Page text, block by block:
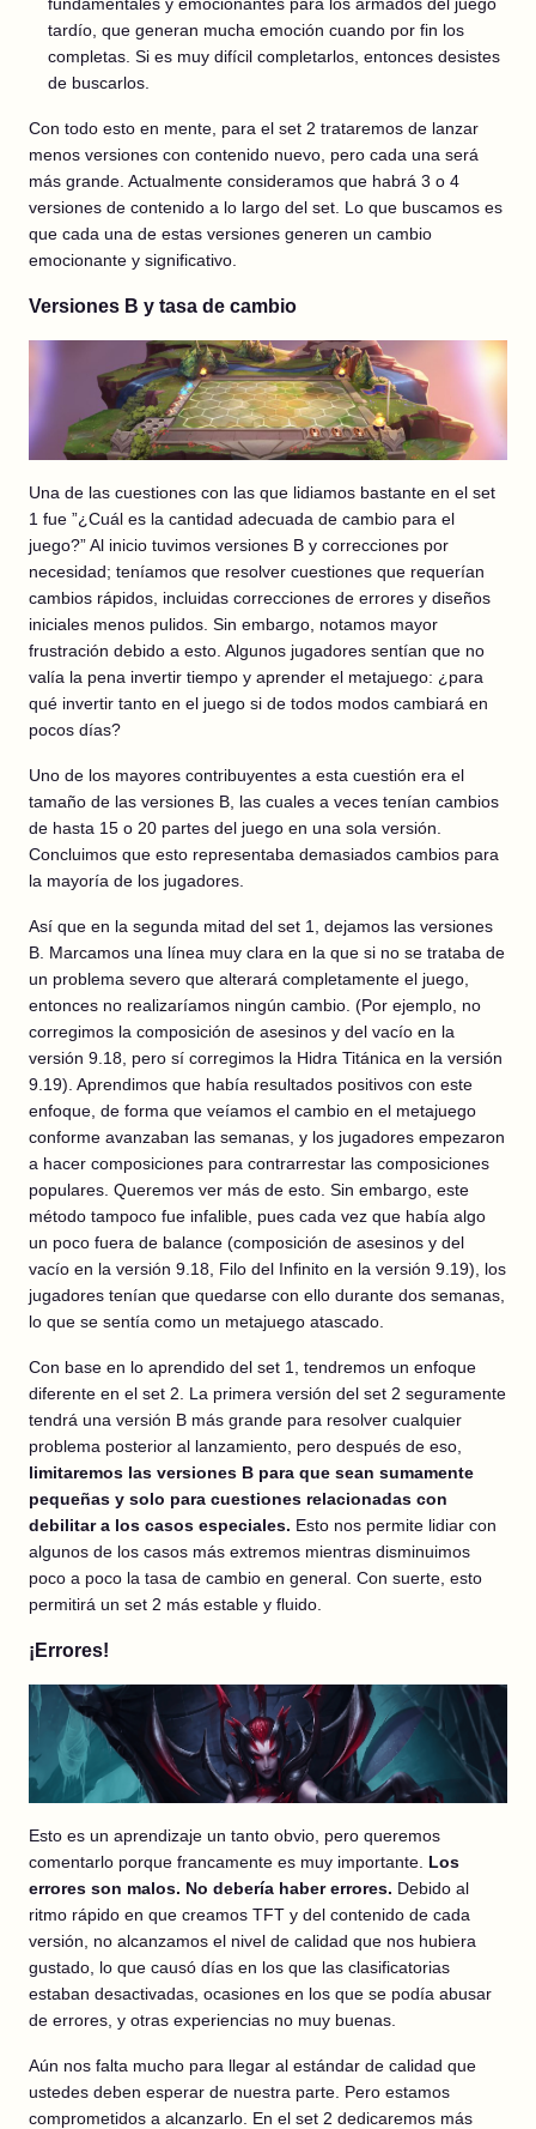
fundamentales y emocionantes para los armados del juego
tardío, que generan mucha emoción cuando por fin los
completas. Si es muy difícil completarlos, entonces desistes
de buscarlos.
Con todo esto en mente, para el set 2 trataremos de lanzar
menos versiones con contenido nuevo, pero cada una será
más grande. Actualmente consideramos que habrá 3 o 4
versiones de contenido a lo largo del set. Lo que buscamos es
que cada una de estas versiones generen un cambio
emocionante y significativo.
Versiones B y tasa de cambio
Una de las cuestiones con las que lidiamos bastante en el set
1 fue ”¿Cuál es la cantidad adecuada de cambio para el
juego?” Al inicio tuvimos versiones B y correcciones por
necesidad; teníamos que resolver cuestiones que requerían
cambios rápidos, incluidas correcciones de errores y diseños
iniciales menos pulidos. Sin embargo, notamos mayor
frustración debido a esto. Algunos jugadores sentían que no
valía la pena invertir tiempo y aprender el metajuego: ¿para
qué invertir tanto en el juego si de todos modos cambiará en
pocos días?
Uno de los mayores contribuyentes a esta cuestión era el
tamaño de las versiones B, las cuales a veces tenían cambios
de hasta 15 o 20 partes del juego en una sola versión.
Concluimos que esto representaba demasiados cambios para
la mayoría de los jugadores.
Así que en la segunda mitad del set 1, dejamos las versiones
B. Marcamos una línea muy clara en la que si no se trataba de
un problema severo que alterará completamente el juego,
entonces no realizaríamos ningún cambio. (Por ejemplo, no
corregimos la composición de asesinos y del vacío en la
versión 9.18, pero sí corregimos la Hidra Titánica en la versión
9.19). Aprendimos que había resultados positivos con este
enfoque, de forma que veíamos el cambio en el metajuego
conforme avanzaban las semanas, y los jugadores empezaron
a hacer composiciones para contrarrestar las composiciones
populares. Queremos ver más de esto. Sin embargo, este
método tampoco fue infalible, pues cada vez que había algo
un poco fuera de balance (composición de asesinos y del
vacío en la versión 9.18, Filo del Infinito en la versión 9.19), los
jugadores tenían que quedarse con ello durante dos semanas,
lo que se sentía como un metajuego atascado.
Con base en lo aprendido del set 1, tendremos un enfoque
diferente en el set 2. La primera versión del set 2 seguramente
tendrá una versión B más grande para resolver cualquier
problema posterior al lanzamiento, pero después de eso,
limitaremos las versiones B para que sean sumamente
pequeñas y solo para cuestiones relacionadas con
debilitar a los casos especiales. Esto nos permite lidiar con
algunos de los casos más extremos mientras disminuimos
poco a poco la tasa de cambio en general. Con suerte, esto
permitirá un set 2 más estable y fluido.
¡Errores!
Esto es un aprendizaje un tanto obvio, pero queremos
comentarlo porque francamente es muy importante. Los
errores son malos. No debería haber errores. Debido al
ritmo rápido en que creamos TFT y del contenido de cada
versión, no alcanzamos el nivel de calidad que nos hubiera
gustado, lo que causó días en los que las clasificatorias
estaban desactivadas, ocasiones en los que se podía abusar
de errores, y otras experiencias no muy buenas.
Aún nos falta mucho para llegar al estándar de calidad que
ustedes deben esperar de nuestra parte. Pero estamos
comprometidos a alcanzarlo. En el set 2 dedicaremos más